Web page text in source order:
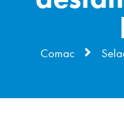
Comac